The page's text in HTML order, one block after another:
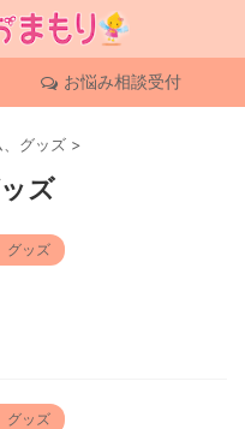
お悩み相談受付
グッズ >
ズ
グッズ
グッズ